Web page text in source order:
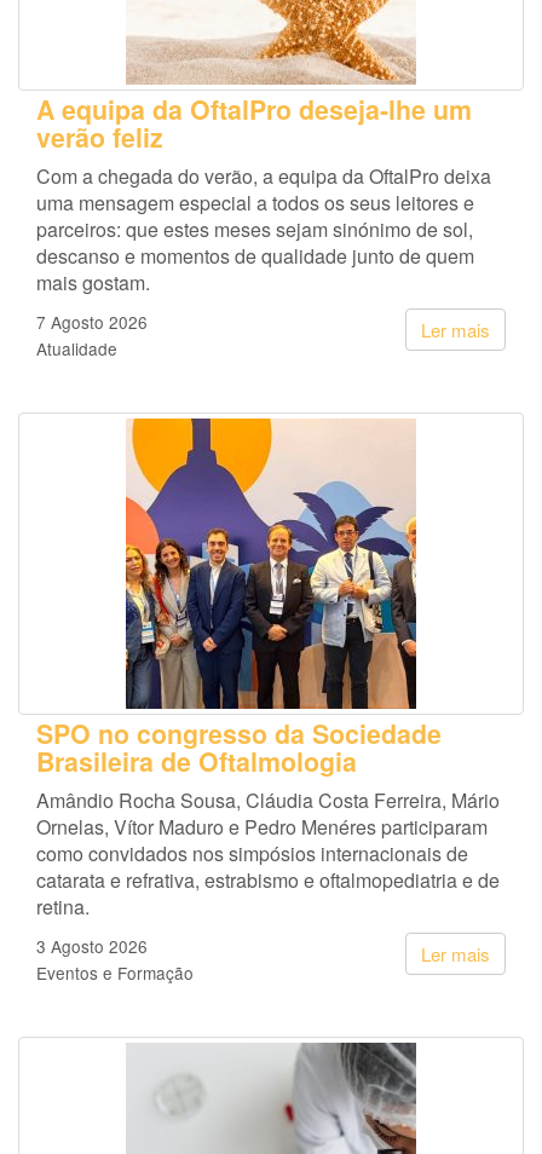
A equipa da OftalPro deseja-lhe um
verão feliz
Com a chegada do verão, a equipa da OftalPro deixa
uma mensagem especial a todos os seus leitores e
parceiros: que estes meses sejam sinónimo de sol,
descanso e momentos de qualidade junto de quem
mais gostam.
Ler mais
7 Agosto 2026
Atualidade
SPO no congresso da Sociedade
Brasileira de Oftalmologia
Amândio Rocha Sousa, Cláudia Costa Ferreira, Mário
Ornelas, Vítor Maduro e Pedro Menéres participaram
como convidados nos simpósios internacionais de
catarata e refrativa, estrabismo e oftalmopediatria e de
retina.
Ler mais
3 Agosto 2026
Eventos e Formação